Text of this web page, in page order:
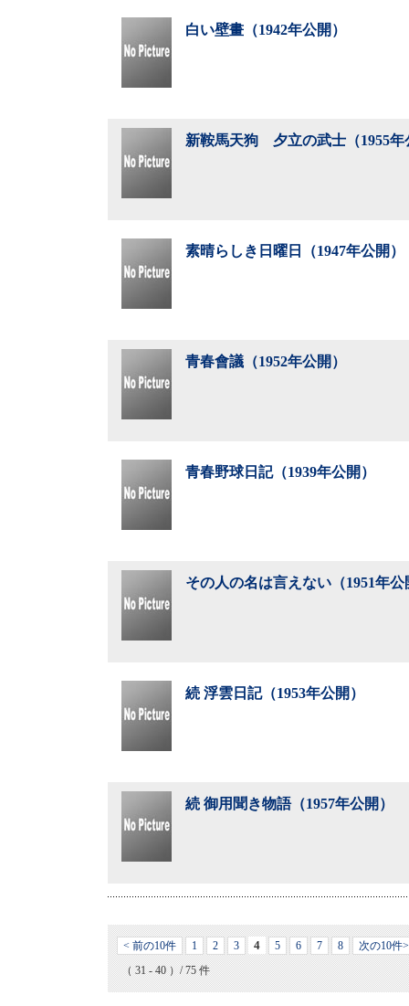
白い壁畫（1942年公開）
新鞍馬天狗 夕立の武士（1955年
素晴らしき日曜日（1947年公開）
青春會議（1952年公開）
青春野球日記（1939年公開）
その人の名は言えない（1951年公
続 浮雲日記（1953年公開）
続 御用聞き物語（1957年公開）
< 前の10件 1 2 3 4 5 6 7 8
次の10件>
（ 31 - 40 ）/ 75 件